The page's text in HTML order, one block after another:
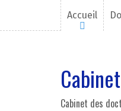
l
Accueil
Cabinet des